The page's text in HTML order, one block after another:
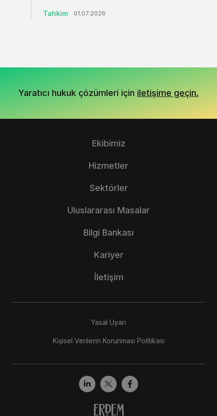
Tahkim 01.07.2026
Yaratıcı hukuk çözümleri için iletişime geçin.
Ekibimiz
Hizmetler
Sektörler
Uluslararası Masalar
Bilgi Bankası
Kariyer
İletişim
Yasal Uyarı
Kişisel Verilerin Korunması Politikası